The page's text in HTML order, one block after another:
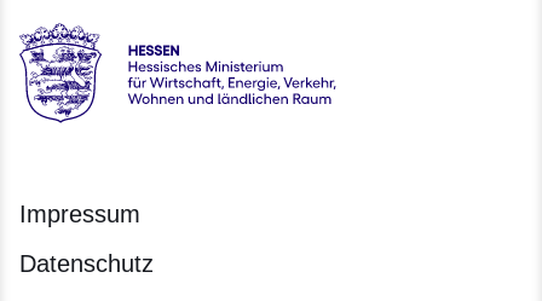
Hessen - Hessisches Ministerium für Wirtschaft, Energie,
Impressum
Datenschutz